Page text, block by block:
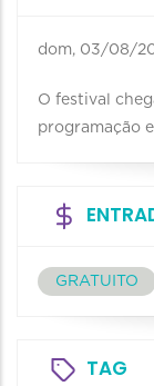
dom, 03/08/
O festival
programação
GRATUITO
TAG